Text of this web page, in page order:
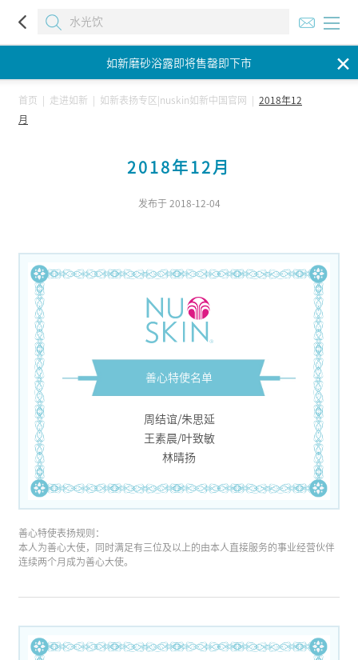
✕
如新磨砂浴露即将售罄即下市
如新磨砂浴露即将售罄即下市
首页 走进如新 如新表扬专区|nuskin如新中国官网
2018年12
月
2018年12月
发布于 2018-12-04
善心特使名单
周结谊/朱思延
王素晨/叶致敏
林晴扬
善心特使表扬规则：
本人为善心大使，同时满足有三位及以上的由本人直接服务的事业经营伙伴
连续两个月成为善心大使。